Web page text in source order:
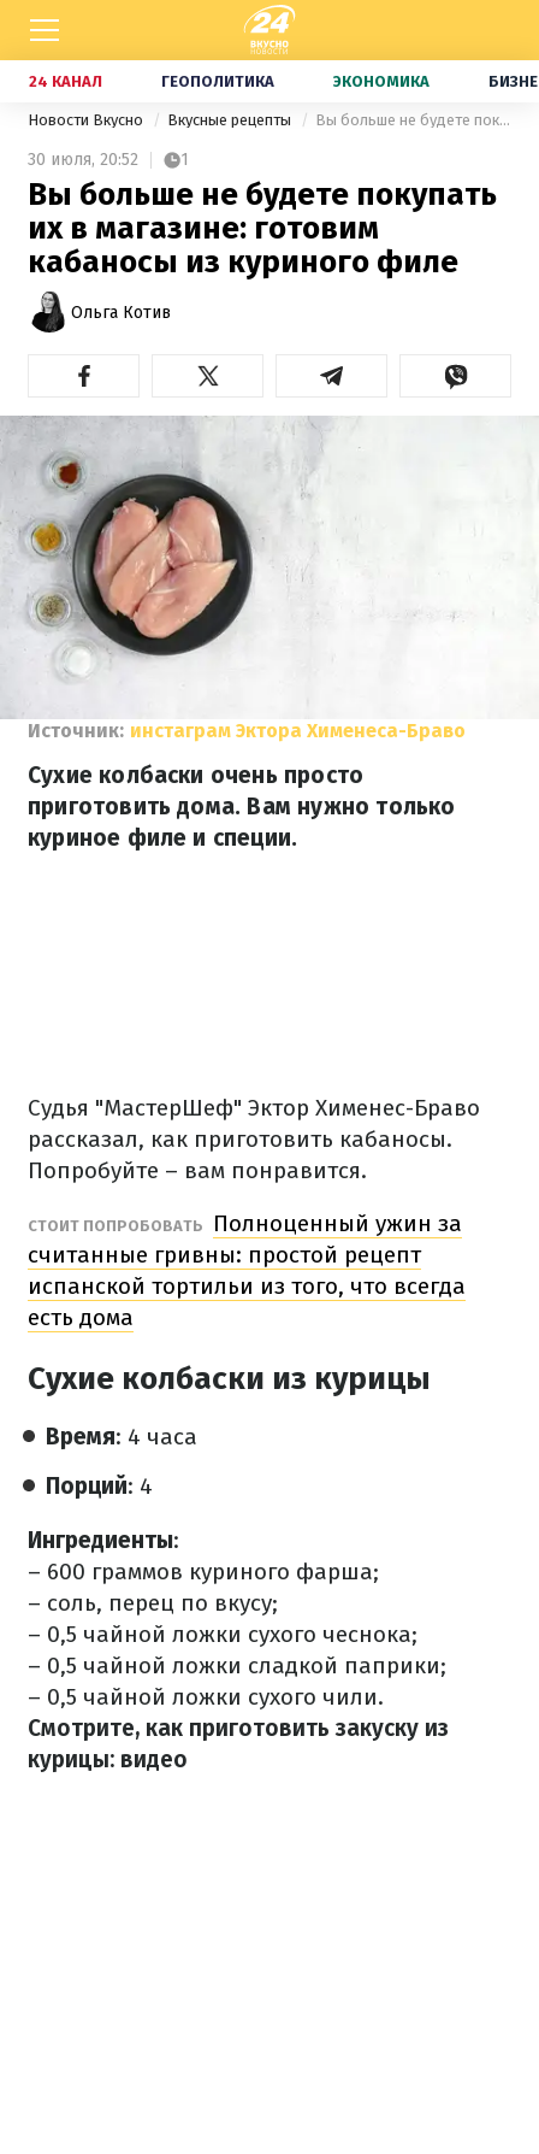
24 КАНАЛ ГЕОПОЛИТИКА ЭКОНОМИКА
Новости Вкусно Вкусные рецепты Вы больше не будете покупать их в магазине: готовим кабаносы из куриного филе
30 июля, 20:52 1
Вы больше не будете покупать
их в магазине: готовим
кабаносы из куриного филе
Ольга Котив
Источник: инстаграм Эктора Хименеса-Браво
Сухие колбаски очень просто
приготовить дома. Вам нужно только
куриное филе и специи.
Судья "МастерШеф" Эктор Хименес-Браво
рассказал, как приготовить кабаносы.
Попробуйте – вам понравится.
СТОИТ ПОПРОБОВАТЬ
Полноценный ужин за
считанные гривны: простой рецепт
испанской тортильи из того, что всегда
есть дома
Сухие колбаски из курицы
Время: 4 часа
Порций: 4
Ингредиенты:
– 600 граммов куриного фарша;
– соль, перец по вкусу;
– 0,5 чайной ложки сухого чеснока;
– 0,5 чайной ложки сладкой паприки;
– 0,5 чайной ложки сухого чили.
Смотрите, как приготовить закуску из
курицы: видео